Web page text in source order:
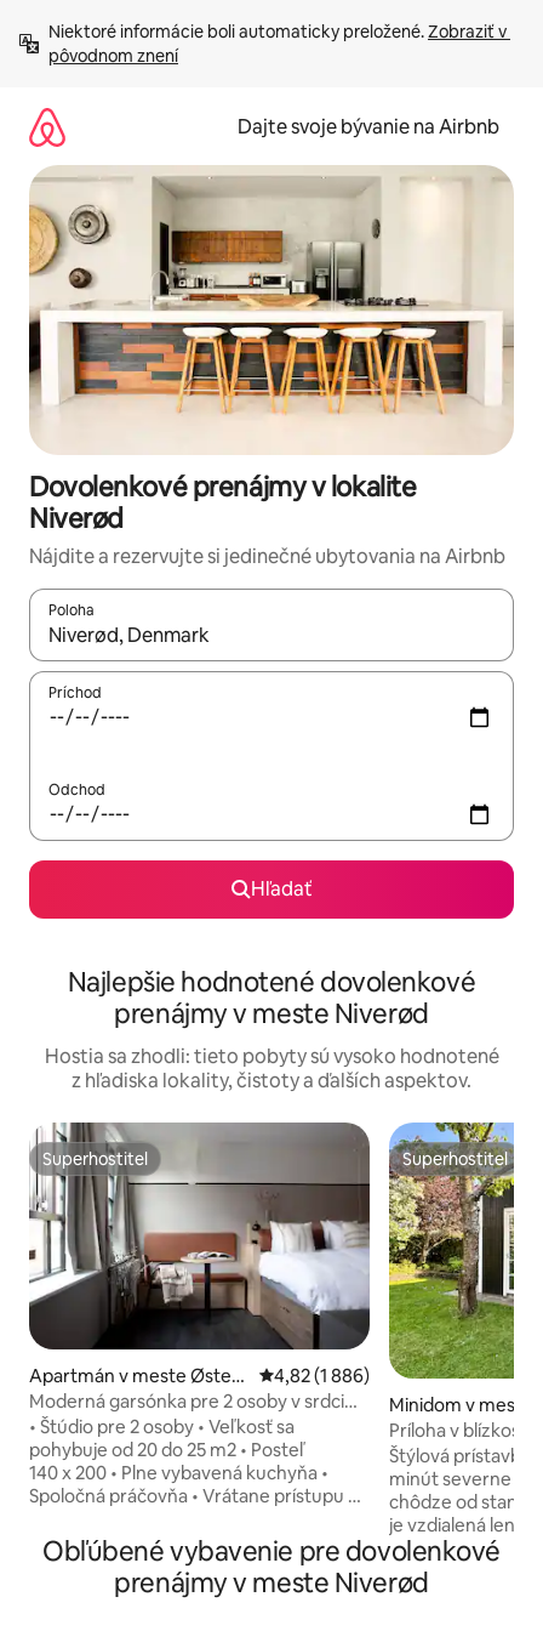
obsah.
Niektoré informácie boli automaticky preložené. Zobraziť v
pôvodnom znení
Dajte svoje bývanie na Airbnb
Dovolenkové prenájmy v lokalite
Niverød
Nájdite a rezervujte si jedinečné ubytovania na Airbnb
Poloha
Keď budú výsledky k dispozícii, môžete si ich prechádzať
Príchod
Odchod
Hľadať
Najlepšie hodnotené dovolenkové
prenájmy v meste Niverød
Hostia sa zhodli: tieto pobyty sú vysoko hodnotené
z hľadiska lokality, čistoty a ďalších aspektov.
Superhostiteľ
Superhostiteľ
Apartmán v meste Østerb
ro
Priemerné ohodnotenie 4,82 z 5,
4,82 (1 886)
Moderná garsónka pre 2 osoby v srdci
štvrte Østerbro
• Štúdio pre 2 osoby • Veľkosť sa
pohybuje od 20 do 25 m2 • Posteľ
140 x 200 • Plne vybavená kuchyňa •
Spoločná práčovňa • Vrátane prístupu do
Rýchle Wi-Fi • Inteligentná TV, •
úschovňa batožiny • Detská postieľka k
dispozícii (na požiadanie) •
Superhostiteľ
Superhostiteľ
Minidom v meste
k
Príloha v blízkosti
Štýlová prístavba
minút severne od
chôdze od
je vzdialená len
prístavu Sletten
dedina s
zmrzlinárňou a
Obľúbené vybavenie pre dovolenkové
prenájmy v meste Niverød